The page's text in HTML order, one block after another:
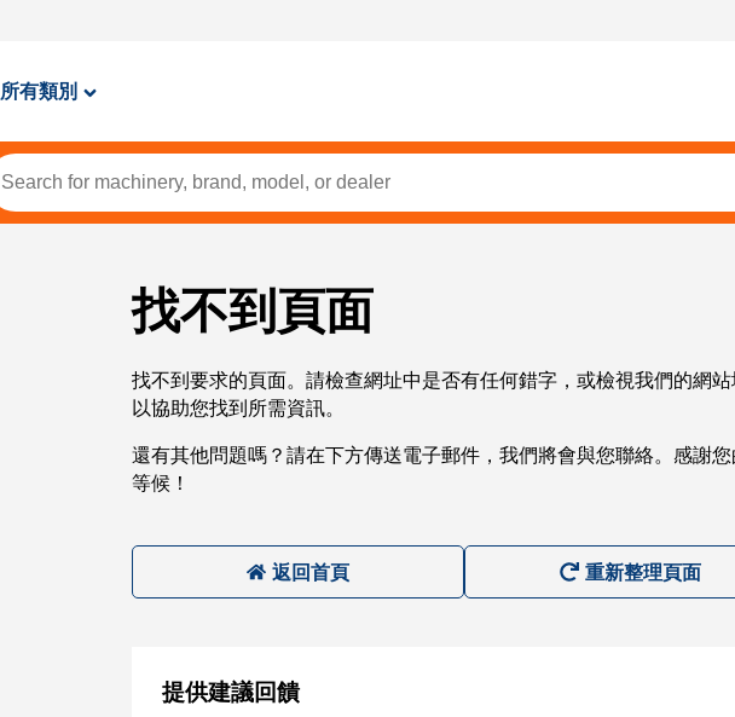
所有類別
找不到頁面
找不到要求的頁面。請檢查網址中是否有任何錯字，或檢視我們的網
以協助您找到所需資訊。
還有其他問題嗎？請在下方傳送電子郵件，我們將會與您聯絡。感謝
等候！
返回首頁 重新整理頁面
提供建議回饋